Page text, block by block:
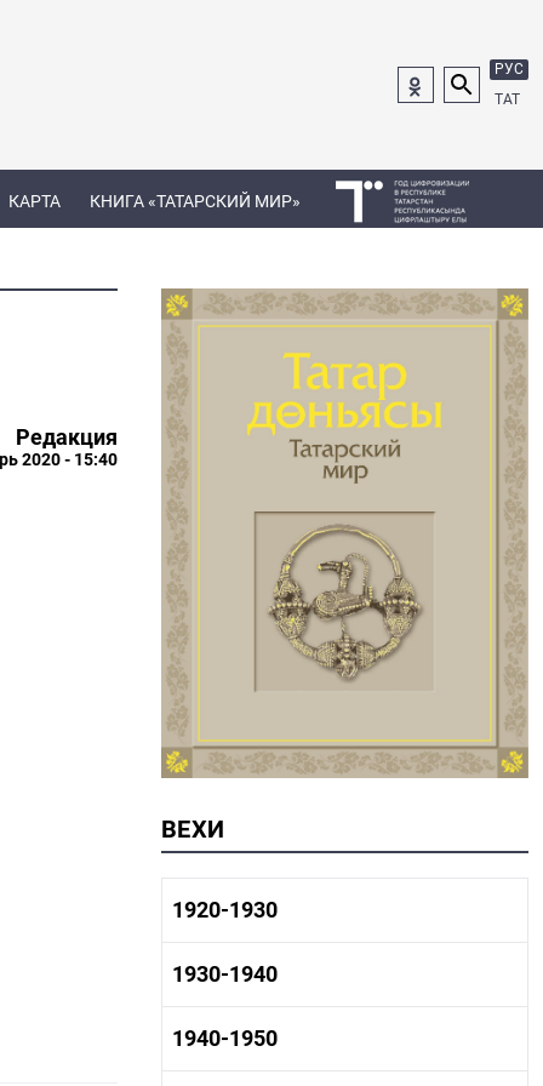
РУС
ТАТ
КАРТА КНИГА «ТАТАРСКИЙ МИР»
Редакция
2020 - 15:40
ВЕХИ
1920-1930
1920-1930 история
1920-1930 культура
1930-1940
1930-1940 история
1930-1940 культура
1940-1950